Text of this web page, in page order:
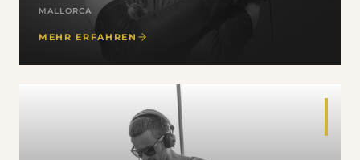
MALLORCA
MEHR ERFAHREN